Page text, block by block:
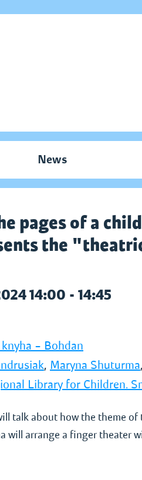
News
pages of a
the
14:00 - 14:45
– Bohdan
, Maryna Shuturma,
Library for Children.
talk about how the theme
will arrange a finger theater